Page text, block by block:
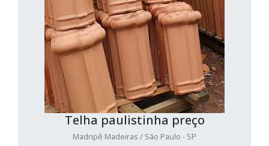
Telha paulistinha preço
Madripê Madeiras / São Paulo - SP